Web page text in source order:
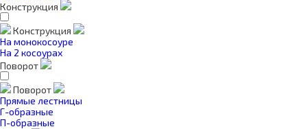
Конструкция
Конструкция
На монокосоуре
На 2 косоурах
Поворот
Поворот
Прямые лестницы
Г-образные
П-образные